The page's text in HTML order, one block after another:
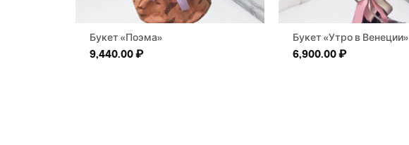
Букет «Поэма»
9,440.00₽
Букет «Утро в Венеции»
6,900.00₽